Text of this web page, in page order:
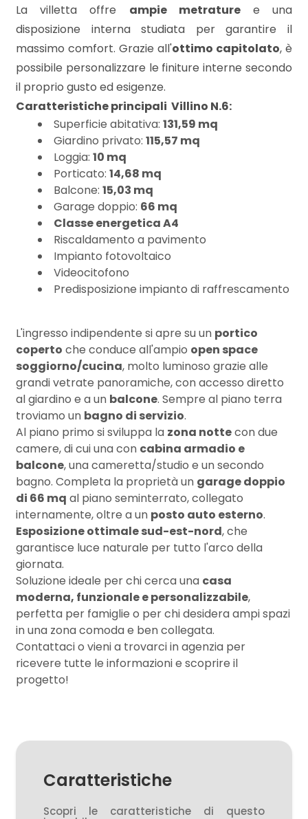
La villetta offre ampie metraturee una
disposizione interna studiata per garantire il
massimo comfort. Grazie all'ottimo capitolato, è
possibile personalizzare le finiture interne secondo
il proprio gusto ed esigenze.
Caratteristiche principali  Villino N.6:
Superficie abitativa:131,59 mq
Giardino privato:115,57 mq
Loggia:10 mq
Porticato:14,68 mq
Balcone:15,03 mq
Garage doppio: 66 mq
Classe energetica A4
Riscaldamento a pavimento
Impianto fotovoltaico
Videocitofono
Predisposizione impianto di raffrescamento
L'ingresso indipendente si apre su un portico
coperto che conduce all'ampio open space
soggiorno/cucina, molto luminoso grazie alle
grandi vetrate panoramiche, con accesso diretto
al giardino e a un balcone. Sempre al piano terra
troviamo un bagno di servizio.
Al piano primo si sviluppa la zona nottecon due
camere, di cui una con cabina armadio e
balcone, una cameretta/studio e un secondo
bagno. Completa la proprietà un garage doppio
di 66 mq al piano seminterrato, collegato
internamente, oltre a un posto auto esterno.
Esposizione ottimale sud-est-nord, che
garantisce luce naturale per tutto l'arco della
giornata.
Soluzione ideale per chi cerca una casa
moderna, funzionale e personalizzabile,
perfetta per famiglie o per chi desidera ampi spazi
in una zona comoda e ben collegata.
Contattaci o vieni a trovarci in agenzia per
ricevere tutte le informazioni e scoprire il
progetto!
Caratteristiche
Scopri le caratteristiche di questo
Locali
minimi
Qualsiasi
Bagni
minimi
Qualsiasi
1
2
3
5
5+
minime
Qualsiasi